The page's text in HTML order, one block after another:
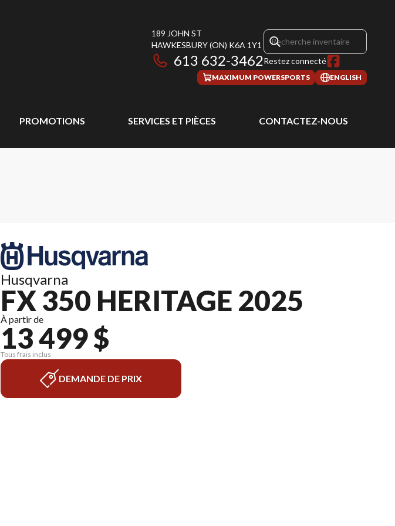
189 JOHN ST
HAWKESBURY(ON) K6A 1Y1
613 632-3462Restez connecté
MAXIMUM POWERSPORTS ENGLISH
PROMOTIONS SERVICES ET PIÈCES CONTACTEZ-NOUS
Husqvarna
FX 350 HERITAGE 2025
À partir de
13 499 $
Tous frais inclus
DEMANDE DE PRIX